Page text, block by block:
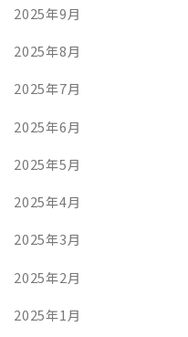
2025年9月
2025年8月
2025年7月
2025年6月
2025年5月
2025年4月
2025年3月
2025年2月
2025年1月